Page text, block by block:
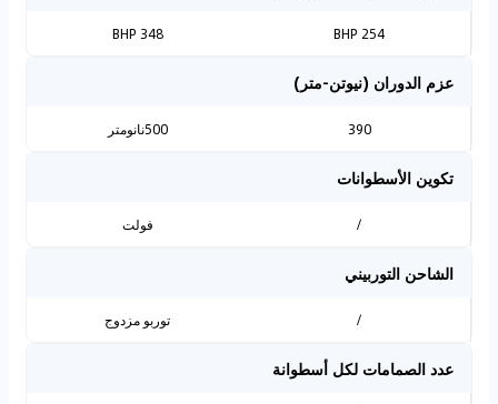
254 BHP
348 BHP
عزم الدوران (نيوتن-متر)
390 500نانومتر
تكوين الأسطوانات
/ فولت
الشاحن التوربيني
/ توربو مزدوج
عدد الصمامات لكل أسطوانة